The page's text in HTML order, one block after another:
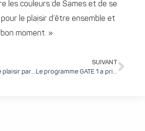
les couleurs de Sames et de se
le plaisir d’être ensemble et
moment. »
Blue Ortho, ou le plaisir partagé de (re)venir au bureau : un esprit d’équipe cultivé au quotidien par un employeur pas tout à fait comme les autres …
SUIVANT
Le programme GATE 1 a pris son envol fin mai avec 10 startups à son bord pour assurer leur décollage commercial.